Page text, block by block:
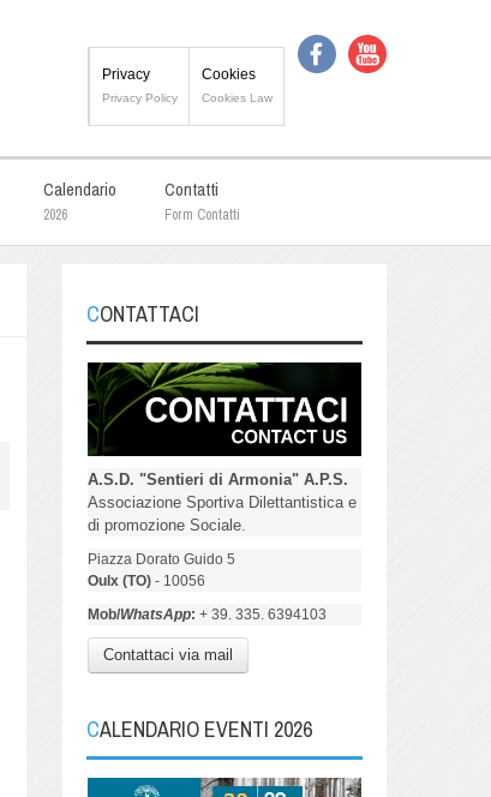
Privacy
Privacy Policy
Cookies
Cookies Law
Calendario
2026
Contatti
Form Contatti
CONTATTACI
A.S.D. "Sentieri di Armonia" A.P.S.
Associazione Sportiva Dilettantistica e
di promozione Sociale.
Piazza Dorato Guido 5
Oulx (TO)- 10056
Mob/WhatsApp: + 39. 335. 6394103
Contattaci via mail
CALENDARIO EVENTI 2026